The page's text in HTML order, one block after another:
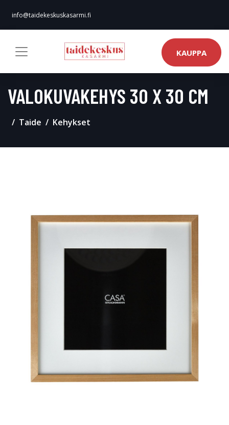
info@taidekeskuskasarmi.fi
KAUPPA
VALOKUVAKEHYS 30 X 30 CM
Taide Kehykset